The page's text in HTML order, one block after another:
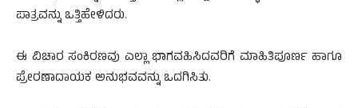
ಪಾತ್ರವನ್ನು ಒತ್ತಿಹೇಳಿದರು.
ಈ ವಿಚಾರ ಸಂಕಿರಣವು ಎಲ್ಲಾ ಭಾಗವಹಿಸಿದವರಿಗೆ ಮಾಹಿತಿಪೂರ್ಣ ಹಾಗೂ
ಪ್ರೇರಣಾದಾಯಕ ಅನುಭವವನ್ನು ಒದಗಿಸಿತು.